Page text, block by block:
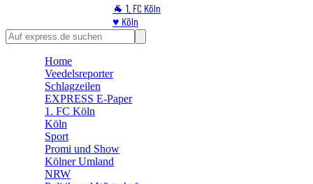
🐐 1. FC Köln
♥️ Köln
⭐ Promi
🛒 Shoppingwelt
Home
Veedelsreporter
Schlagzeilen
EXPRESS E-Paper
1. FC Köln
Köln
Sport
Promi und Show
Kölner Umland
NRW